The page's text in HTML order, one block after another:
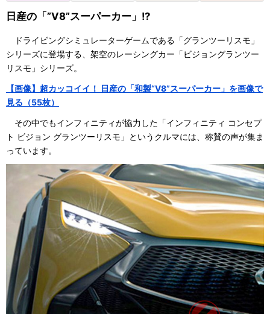
日産の「”V8”スーパーカー」!?
ドライビングシミュレーターゲームである「グランツーリスモ」
シリーズに登場する、架空のレーシングカー「ビジョングランツー
リスモ」シリーズ。
【画像】超カッコイイ！ 日産の「和製“V8”スーパーカー」を画像で
見る（55枚）
その中でもインフィニティが協力した「インフィニティ コンセプ
ト ビジョン グランツーリスモ」というクルマには、称賛の声が集ま
っています。